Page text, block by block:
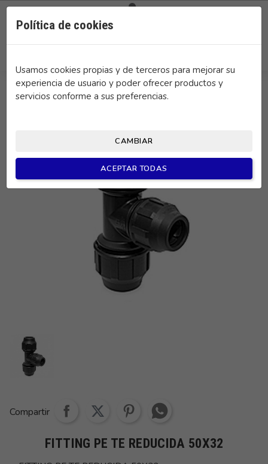
Política de cookies
Usamos cookies propias y de terceros para mejorar su
experiencia de usuario y poder ofrecer productos y
servicios conforme a sus preferencias.
CAMBIAR
ACEPTAR TODAS
Compartir
FITTING PE TE REDUCIDA 50X32